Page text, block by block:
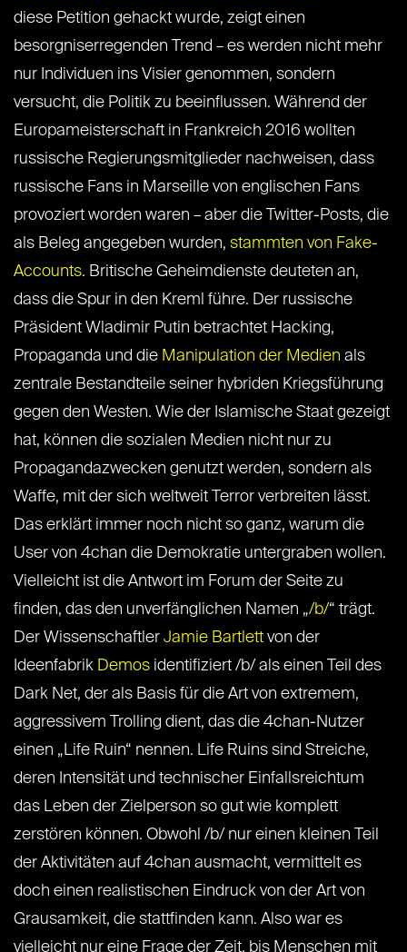
diese Petition gehackt wurde, zeigt einen
besorgniserregenden Trend – es werden nicht mehr
nur Individuen ins Visier genommen, sondern
versucht, die Politik zu beeinflussen. Während der
Europameisterschaft in Frankreich 2016 wollten
russische Regierungsmitglieder nachweisen, dass
russische Fans in Marseille von englischen Fans
provoziert worden waren – aber die Twitter-Posts, die
als Beleg angegeben wurden, stammten von Fake-
Accounts. Britische Geheimdienste deuteten an,
dass die Spur in den Kreml führe. Der russische
Präsident Wladimir Putin betrachtet Hacking,
Propaganda und die Manipulation der Medien als
zentrale Bestandteile seiner hybriden Kriegsführung
gegen den Westen. Wie der Islamische Staat gezeigt
hat, können die sozialen Medien nicht nur zu
Propagandazwecken genutzt werden, sondern als
Waffe, mit der sich weltweit Terror verbreiten lässt.
Das erklärt immer noch nicht so ganz, warum die
User von 4chan die Demokratie untergraben wollen.
Vielleicht ist die Antwort im Forum der Seite zu
finden, das den unverfänglichen Namen „/b/“ trägt.
Der Wissenschaftler Jamie Bartlett von der
Ideenfabrik Demos identifiziert /b/ als einen Teil des
Dark Net, der als Basis für die Art von extremem,
aggressivem Trolling dient, das die 4chan-Nutzer
einen „Life Ruin“ nennen. Life Ruins sind Streiche,
deren Intensität und technischer Einfallsreichtum
das Leben der Zielperson so gut wie komplett
zerstören können. Obwohl /b/ nur einen kleinen Teil
der Aktivitäten auf 4chan ausmacht, vermittelt es
doch einen realistischen Eindruck von der Art von
Grausamkeit, die stattfinden kann. Also war es
vielleicht nur eine Frage der Zeit, bis Menschen mit